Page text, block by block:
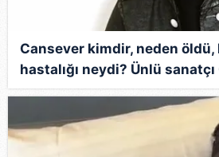
tıklayınız
Cansever kimdir, neden öldü,
hastalığı neydi? Ünlü sanatçı
üzen haber geldi!